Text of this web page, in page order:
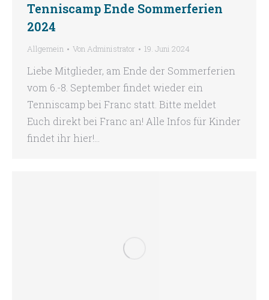
Tenniscamp Ende Sommerferien
2024
Allgemein VonAdministrator 19. Juni 2024
Liebe Mitglieder, am Ende der Sommerferien
vom 6.-8. September findet wieder ein
Tenniscamp bei Franc statt. Bitte meldet
Euch direkt bei Franc an! Alle Infos für Kinder
findet ihr hier!…